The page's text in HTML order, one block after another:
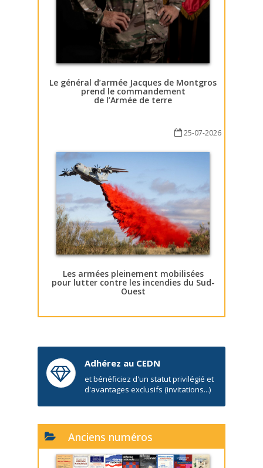
Le général d’armée Jacques de Montgros
prend le commandement
de l’Armée de terre
25-07-2026
Les armées pleinement mobilisées
pour lutter contre les incendies du Sud-
Ouest
Adhérez au CEDN
et bénéficiez d'un statut privilégié et
d'avantages exclusifs (invitations...)
Anciens numéros